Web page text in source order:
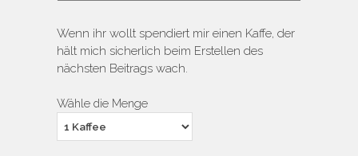
Wenn ihr wollt spendiert mir einen Kaffe, der
hält mich sicherlich beim Erstellen des
nächsten Beitrags wach.
Wähle die Menge